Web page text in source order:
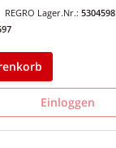
REGRO Lager.Nr.: 5304598
Einloggen